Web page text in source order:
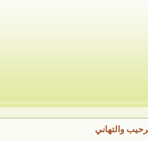
والتهاني